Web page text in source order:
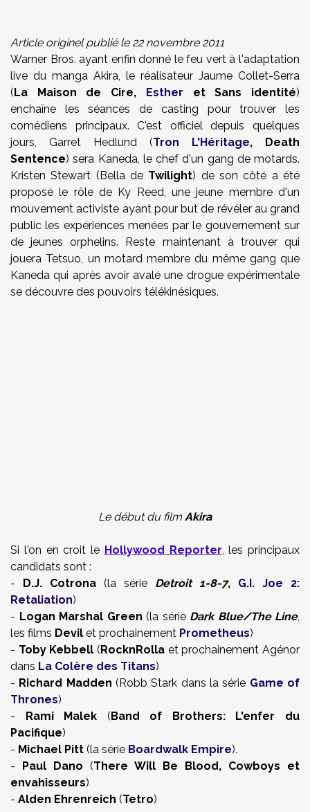
Article originel publié le 22 novembre 2011
Warner Bros. ayant enfin donné le feu vert à l'adaptation
live du manga Akira, le réalisateur Jaume Collet-Serra
(La Maison de Cire, Esther etSans identité)
enchaîne les séances de casting pour trouver les
comédiens principaux. C'est officiel depuis quelques
jours, Garret Hedlund (Tron L'Héritage, Death
Sentence) sera Kaneda, le chef d'un gang de motards.
Kristen Stewart (Bellade Twilight) de son côté a été
proposé le rôle de Ky Reed, une jeune membre d'un
mouvement activiste ayant pour but de révéler au grand
public les expériences menées par le gouvernement sur
de jeunes orphelins. Reste maintenant à trouver qui
jouera Tetsuo, un motard membre du même gang que
Kaneda qui après avoir avalé une drogue expérimentale
se découvre des pouvoirs télékinésiques.
Le début du film Akira
Si l'on en croit le Hollywood Reporter, les principaux
candidats sont :
- D.J. Cotrona (la série Detroit 1-8-7, G.I. Joe 2:
Retaliation)
- Logan Marshal Green (la série Dark Blue/The Line,
les films Devil et prochainement Prometheus)
- Toby Kebbell (RocknRolla et prochainement Agénor
dans La Colère des Titans)
- Richard Madden (Robb Stark dans la série Game of
Thrones)
- Rami Malek (Band of Brothers: L'enfer du
Pacifique)
- Michael Pitt (la série Boardwalk Empire).
- Paul Dano (There Will Be Blood, Cowboys et
envahisseurs)
- Alden Ehrenreich (Tetro)